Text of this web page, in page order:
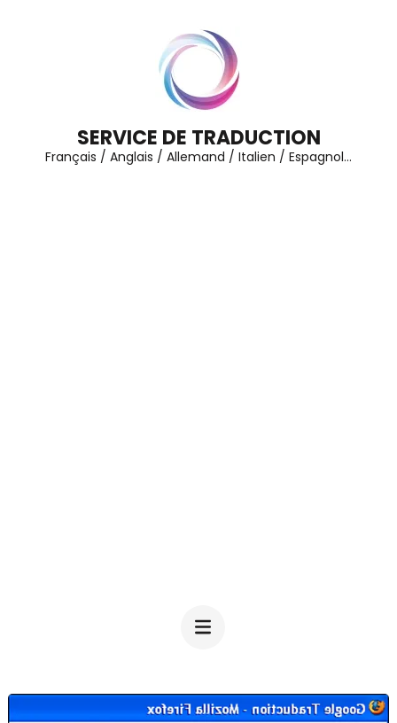
SERVICE DE TRADUCTION
Français / Anglais / Allemand / Italien / Espagnol…